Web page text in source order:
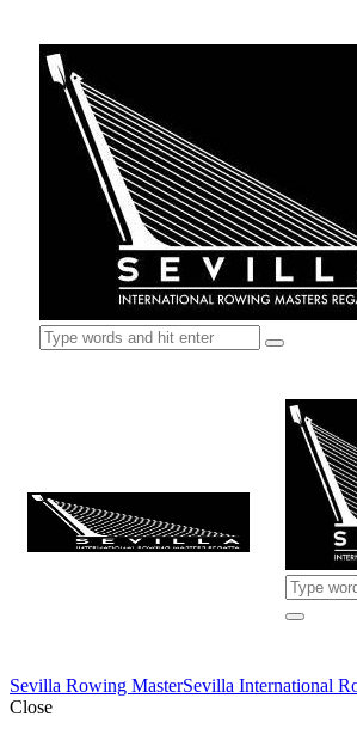
Sevilla Rowing MasterSevilla International
Close